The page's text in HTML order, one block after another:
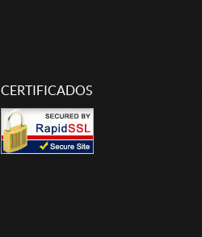
CERTIFICADOS